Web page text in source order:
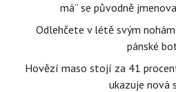
má“ se původně
Odlehčete v létě svým
pánské
Hovězí maso stojí za 41
ukazuje nová